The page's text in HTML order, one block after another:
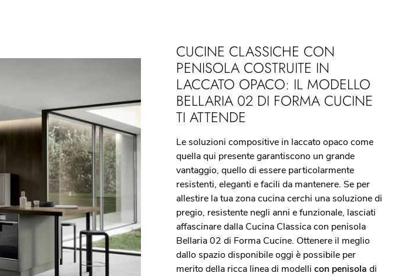
CUCINE CLASSICHE CON
PENISOLA COSTRUITE IN
LACCATO OPACO: IL MODELLO
BELLARIA 02 DI FORMA CUCINE
TI ATTENDE
Le soluzioni compositive in laccato opaco come
quella qui presente garantiscono un grande
vantaggio, quello di essere particolarmente
resistenti, eleganti e facili da mantenere. Se per
allestire la tua zona cucina cerchi una soluzione di
pregio, resistente negli anni e funzionale, lasciati
affascinare dalla Cucina Classica con penisola
Bellaria 02 di Forma Cucine. Ottenere il meglio
dallo spazio disponibile oggi è possibile per
merito della ricca linea di modelli con penisola di